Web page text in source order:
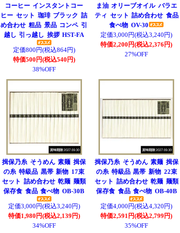
コーヒー インスタントコー
ヒー セット 珈琲 ブラック 詰
め合わせ 粗品 景品 コンペ 引
越し 引っ越し 挨拶 HST-FA
定価800円(税込864円)
特価500円(税込540円)
38%OFF
ま油 オリーブオイル バラエ
ティ セット 詰め合わせ 食品
食べ物 OV-30
定価3,000円(税込3,240円)
特価2,200円(税込2,376円)
27%OFF
揖保乃糸 そうめん 素麺 揖保
の糸 特級品 黒帯 新物 17束
セット 詰め合わせ 乾麺 麺類
保存食 食品 食べ物 OB-30B
定価3,000円(税込3,240円)
特価1,980円(税込2,139円)
34%OFF
揖保乃糸 そうめん 素麺 揖保
の糸 特級品 黒帯 新物 22束
セット 詰め合わせ 乾麺 麺類
保存食 食品 食べ物 OB-40B
定価4,000円(税込4,320円)
特価2,591円(税込2,799円)
35%OFF